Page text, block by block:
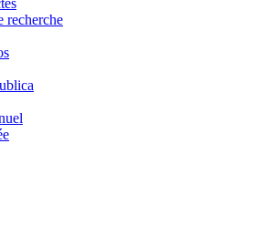
recherche